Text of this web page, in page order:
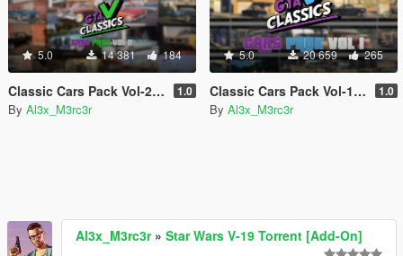
5.0 14 381 184
Classic Cars Pack Vol-2 [Add-On] 1.0
By Al3x_M3rc3r
5.0 20 659 265
Classic Cars Pack Vol-1 [Add-On] 1.0
By Al3x_M3rc3r
Al3x_M3rc3r» Star Wars V-19 Torrent [Add-On]